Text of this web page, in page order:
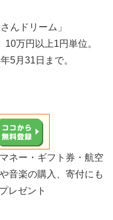
んドリーム」
万円以上1円単位。
5月31日まで。
ネー・ギフト券・航空
音楽の購入、寄付にも
レゼント